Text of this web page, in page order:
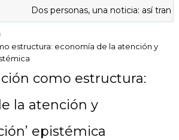
Dos personas, una noticia: así
estructura: economía de la atención y
como estructura:
la atención y
epistémica